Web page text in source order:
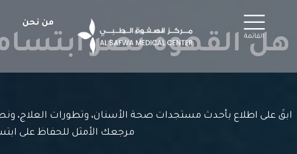
المحتوى
من نحن
هل القهوة تضر
ابقَ على اطلاع بأحدث مستجدات صحة الأسنان، وتطورات العلاج،
مرجعك الأمثل للحفاظ على